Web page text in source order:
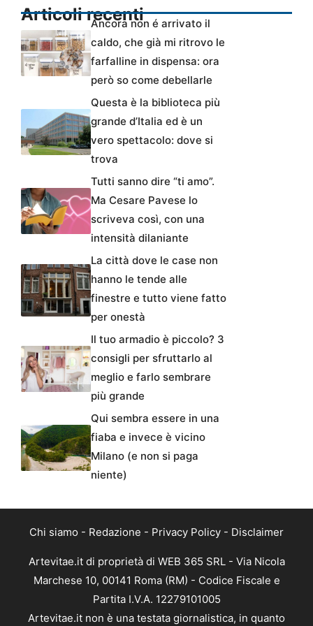
Articoli recentiAncora non é arrivato il
caldo, che già mi ritrovo le
farfalline in dispensa: ora
però so come debellarle
Questa è la biblioteca più
grande d’Italia ed è un
vero spettacolo: dove si
trova
Tutti sanno dire “ti amo”.
Ma Cesare Pavese lo
scriveva così, con una
intensità dilaniante
La città dove le case non
hanno le tende alle
finestre e tutto viene fatto
per onestà
Il tuo armadio è piccolo? 3
consigli per sfruttarlo al
meglio e farlo sembrare
più grande
Qui sembra essere in una
fiaba e invece è vicino
Milano (e non si paga
niente)
Chi siamo - Redazione - Privacy Policy - Disclaimer
Artevitae.it di proprietà di WEB 365 SRL - Via Nicola
Marchese 10, 00141 Roma (RM) - Codice Fiscale e
Partita I.V.A. 12279101005
Artevitae.it non è una testata giornalistica, in quanto